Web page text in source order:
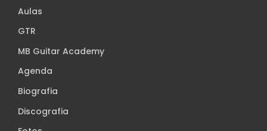
Aulas
GTR
MB Guitar Academy
Agenda
Biografia
Discografia